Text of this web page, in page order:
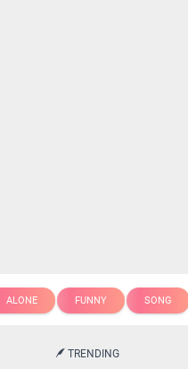
ALONE FUNNY SONG
TRENDING